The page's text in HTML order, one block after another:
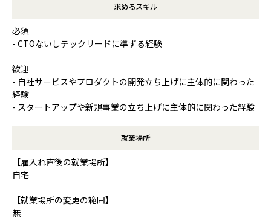
求めるスキル
必須
- CTOないしテックリードに準ずる経験
歓迎
- 自社サービスやプロダクトの開発立ち上げに主体的に関わった
経験
- スタートアップや新規事業の立ち上げに主体的に関わった経験
就業場所
【雇入れ直後の就業場所】
自宅
【就業場所の変更の範囲】
無